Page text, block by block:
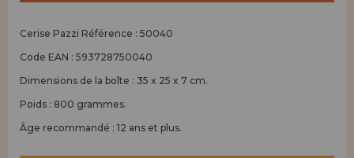
Cerise Pazzi Référence : 50040
Code EAN : 593728750040
Dimensions de la boîte : 35 x 25 x 7 cm.
Poids : 800 grammes.
Âge recommandé : 12 ans et plus.